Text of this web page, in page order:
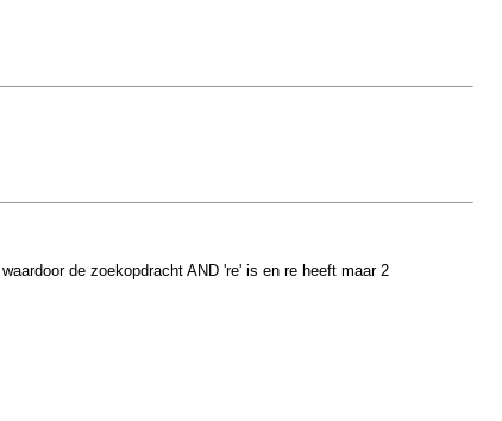
de zoekopdracht AND 're' is en re heeft maar 2